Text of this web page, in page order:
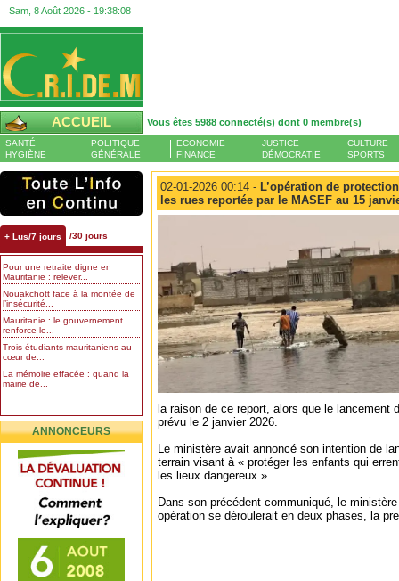
Sam, 8 Août 2026 - 19:38:09
ACCUEIL Vous êtes 5988 connecté(s) dont 0 membre(s)
SANTÉ
HYGIÈNE
POLITIQUE
GÉNÉRALE
ECONOMIE
FINANCE
JUSTICE
DÉMOCRATIE
CULTURE
SPORTS
+ Lus/7 jours /30 jours
Pour une retraite digne en
Mauritanie : relever...
Nouakchott face à la montée de
l’insécurité...
Mauritanie : le gouvernement
renforce le...
Trois étudiants mauritaniens au
cœur de...
La mémoire effacée : quand la
mairie de...
ANNONCEURS
02-01-2026 00:14 - L’opération de
les rues reportée par le MASEF au 15
la raison de ce report, alors que le lancement
prévu le 2 janvier 2026.
Le ministère avait annoncé son intention de
terrain visant à « protéger les enfants qui
les lieux dangereux ».
Dans son précédent communiqué, le
opération se déroulerait en deux phases, la